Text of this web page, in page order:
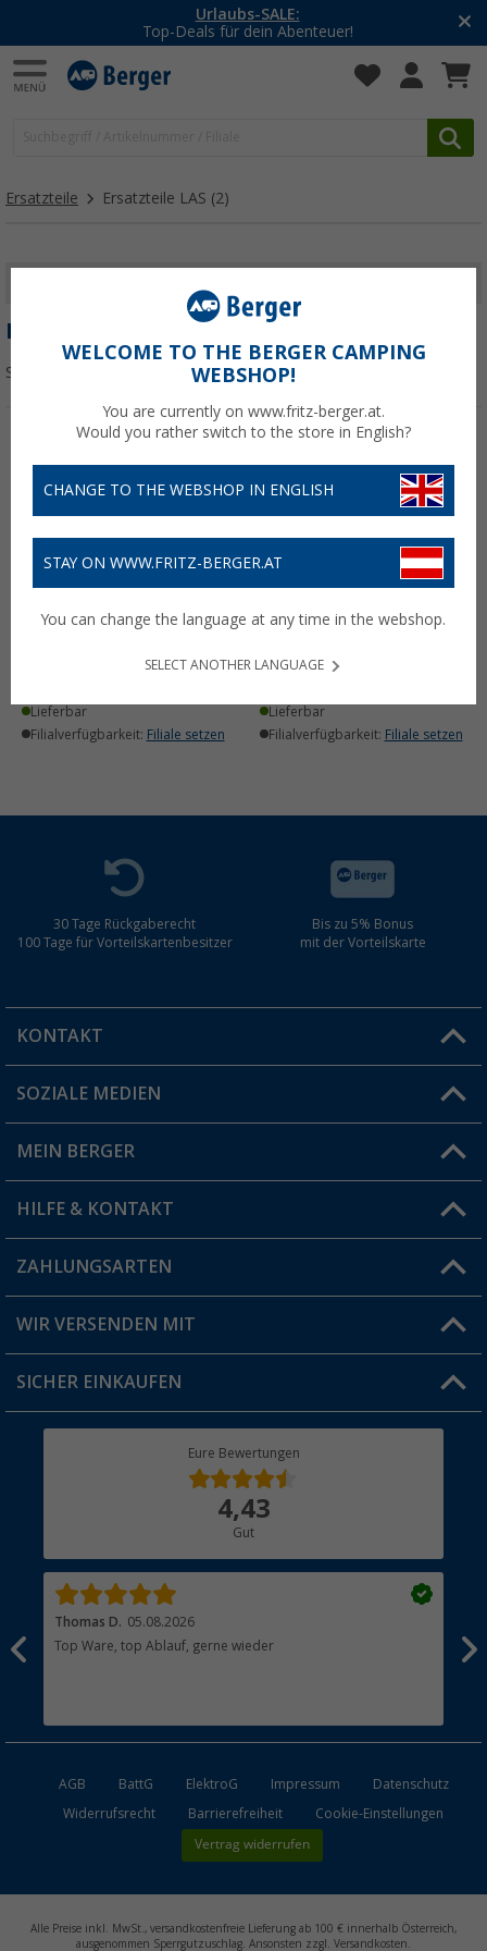
Urlaubs-SALE:
Top-Deals für dein Abenteuer!
Ersatzteile Ersatzteile LAS (2)
ERSATZTEILE LAS
Sortieren:
LAS Reflektor 2 Stück
Lieferbar
Filialverfügbarkeit: Filiale setzen
LAS Reflektor viereckig 2
3,95€
Lieferbar
Filialverfügbarkeit: Filiale setzen
30 Tage Rückgaberecht
100 Tage für Vorteilskartenbesitzer
Bis zu 5% Bonus
mit der Vorteilskarte
KONTAKT
Du hast eine Frage?
Filiale finden
SOZIALE MEDIEN
MEIN BERGER
Vorteilskarte
Blog
Jobs & Karriere
HILFE & KONTAKT
FAQ & Kontakt
Versandinformationen
Rücksendung
ZAHLUNGSARTEN
WIR VERSENDEN MIT
SICHER EINKAUFEN
Eure Bewertungen
4,43
Gut
Thomas D. 05.08.2026
Top Ware, top Ablauf, gerne wieder
AGB BattG ElektroG Impressum
Datenschutz
Widerrufsrecht
Barrierefreiheit Cookie-Einstellungen
Vertrag widerrufen
Alle Preise inkl. MwSt., versandkostenfreie Lieferung ab 100 € innerhalb Österreich,
ausgenommen Sperrgutzuschlag. Ansonsten zzgl. Versandkosten.
WELCOME TO THE BERGER CAMPING
WEBSHOP!
You are currently on www.fritz-berger.at.
Would you rather switch to the store in English?
CHANGE TO THE WEBSHOP IN ENGLISH
STAY ON WWW.FRITZ-BERGER.AT
You can change the language at any time in the webshop.
SELECT ANOTHER LANGUAGE